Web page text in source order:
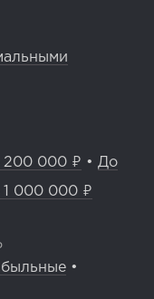
200 000 ₽ • До
1 000 000 ₽
•